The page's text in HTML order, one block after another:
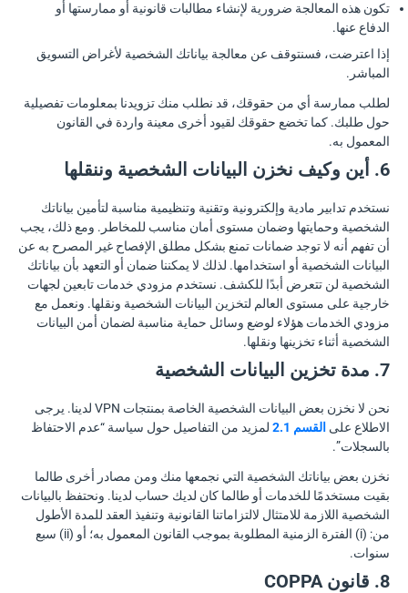
تكون هذه المعالجة ضرورية لإنشاء مطالبات قانونية أو ممارستها أو
الدفاع عنها.
إذا اعترضت، فسنتوقف عن معالجة بياناتك الشخصية لأغراض التسويق
المباشر.
لطلب ممارسة أي من حقوقك، قد نطلب منك تزويدنا بمعلومات تفصيلية
حول طلبك. كما تخضع حقوقك لقيود أخرى معينة واردة في القانون
المعمول به.
6. أين وكيف نخزن البيانات الشخصية وننقلها
نستخدم تدابير مادية وإلكترونية وتقنية وتنظيمية مناسبة لتأمين بياناتك
الشخصية وحمايتها وضمان مستوى أمان مناسب للمخاطر. ومع ذلك، يجب
أن تفهم أنه لا توجد ضمانات تمنع بشكل مطلق الإفصاح غير المصرح به عن
البيانات الشخصية أو استخدامها. لذلك لا يمكننا ضمان أو التعهد بأن بياناتك
الشخصية لن تتعرض أبدًا للكشف. نستخدم مزودي خدمات تابعين لجهات
خارجية على مستوى العالم لتخزين البيانات الشخصية ونقلها. ونعمل مع
مزودي الخدمات هؤلاء لوضع وسائل حماية مناسبة لضمان أمن البيانات
الشخصية أثناء تخزينها ونقلها.
7. مدة تخزين البيانات الشخصية
نحن لا نخزن بعض البيانات الشخصية الخاصة بمنتجات VPN لدينا. يرجى
الاطلاع على القسم 2.1
لمزيد من التفاصيل حول سياسة “عدم الاحتفاظ
بالسجلات”.
نخزن بعض بياناتك الشخصية التي نجمعها منك ومن مصادر أخرى طالما
بقيت مستخدمًا للخدمات أو طالما كان لديك حساب لدينا. ونحتفظ بالبيانات
الشخصية اللازمة للامتثال لالتزاماتنا القانونية وتنفيذ العقد للمدة الأطول
من: (i) الفترة الزمنية المطلوبة بموجب القانون المعمول به؛ أو (ii) سبع
سنوات.
8. قانون COPPA